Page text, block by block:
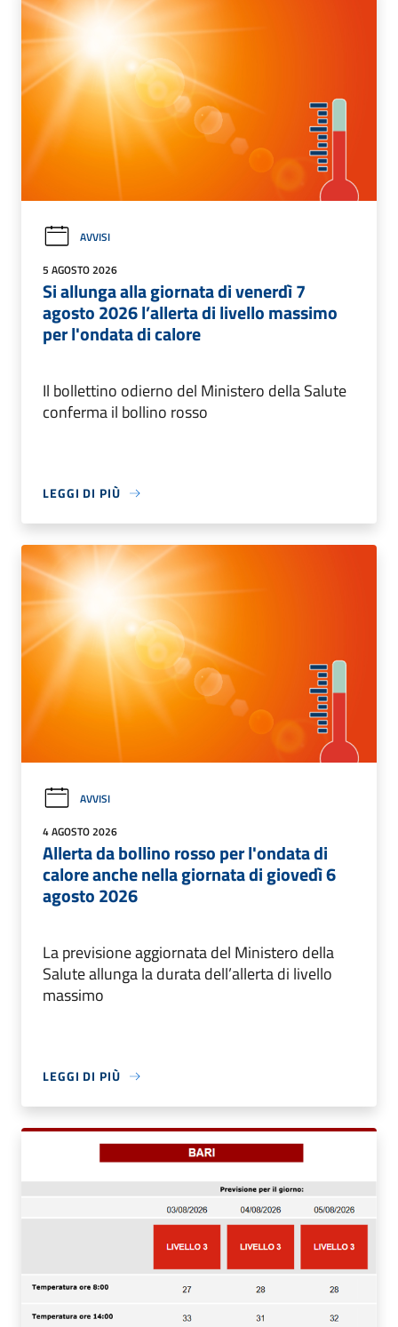
AVVISI
5 AGOSTO 2026
Si allunga alla giornata di venerdì 7
agosto 2026 l’allerta di livello massimo
per l'ondata di calore
Il bollettino odierno del Ministero della Salute
conferma il bollino rosso
LEGGI DI PIÙ
AVVISI
4 AGOSTO 2026
Allerta da bollino rosso per l'ondata di
calore anche nella giornata di giovedì 6
agosto 2026
La previsione aggiornata del Ministero della
Salute allunga la durata dell’allerta di livello
massimo
LEGGI DI PIÙ